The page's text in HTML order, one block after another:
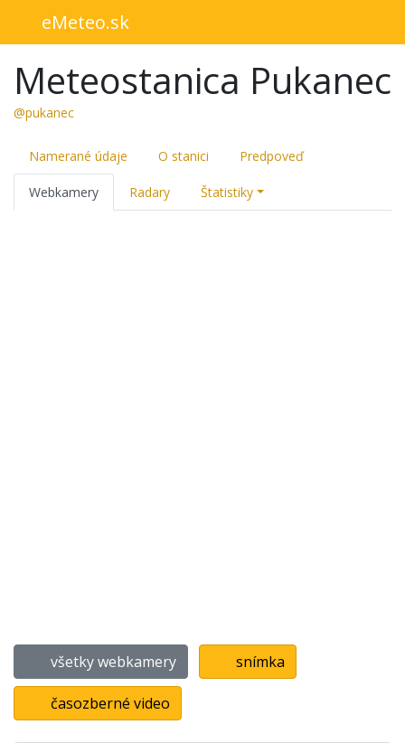
eMeteo.sk
Meteostanica Pukanec
@pukanec
Namerané údaje O stanici Predpoveď
Webkamery Radary Štatistiky
všetky webkamery snímka
časozberné video